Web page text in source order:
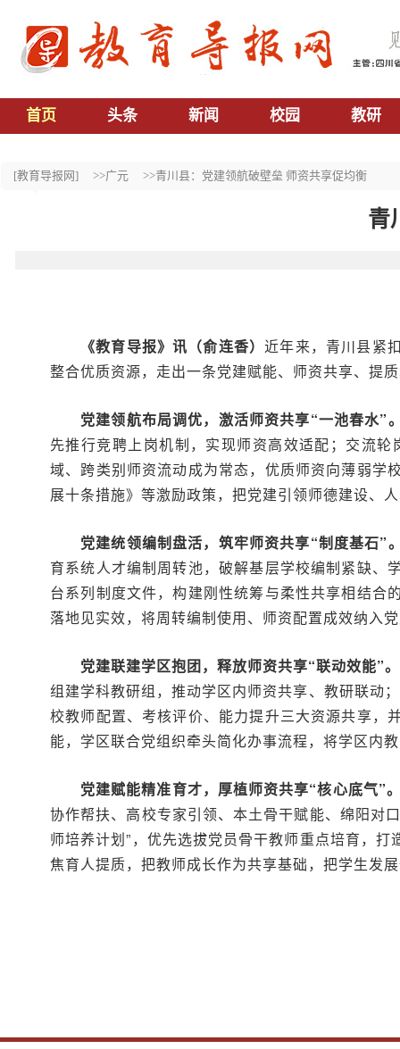
首页 头条 新闻 校园 教研
[教育导报网] >>广元 >>青川县：党建领航破壁垒 师资共享促均衡
青
《教育导报》讯（俞连香）近年来，青川县紧
整合优质资源，走出一条党建赋能、师资共享、提
党建领航布局调优，激活师资共享“一池春水”
先推行竞聘上岗机制，实现师资高效适配；交流
域、跨类别师资流动成为常态，优质师资向薄弱学
展十条措施》等激励政策，把党建引领师德建设、
党建统领编制盘活，筑牢师资共享“制度基石”
育系统人才编制周转池，破解基层学校编制紧缺、
台系列制度文件，构建刚性统筹与柔性共享相结合
落地见实效，将周转编制使用、师资配置成效纳入
党建联建学区抱团，释放师资共享“联动效能”。
组建学科教研组，推动学区内师资共享、教研联动
校教师配置、考核评价、能力提升三大资源共享，
能，学区联合党组织牵头简化办事流程，将学区内
党建赋能精准育才，厚植师资共享“核心底气”
协作帮扶、高校专家引领、本土骨干赋能、绵阳对
师培养计划”，优先选拔党员骨干教师重点培育，
焦育人提质，把教师成长作为共享基础，把学生发